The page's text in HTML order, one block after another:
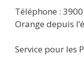
Téléphone : 3900
Orange depuis
Service pour les